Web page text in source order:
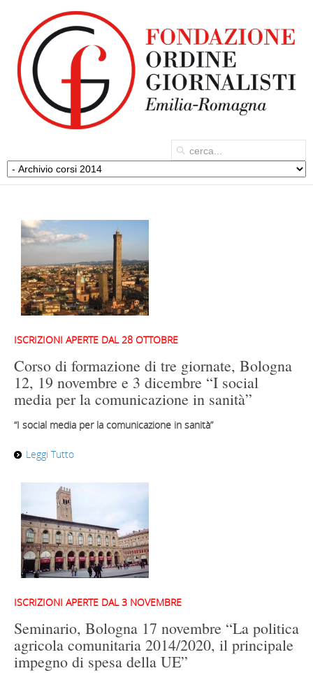
ISCRIZIONI APERTE DAL 28 OTTOBRE
Corso di formazione di tre giornate, Bologna
12, 19 novembre e 3 dicembre “I social
media per la comunicazione in sanità”
“I social media per la comunicazione in sanità”
Leggi Tutto
ISCRIZIONI APERTE DAL 3 NOVEMBRE
Seminario, Bologna 17 novembre “La politica
agricola comunitaria 2014/2020, il principale
impegno di spesa della UE”